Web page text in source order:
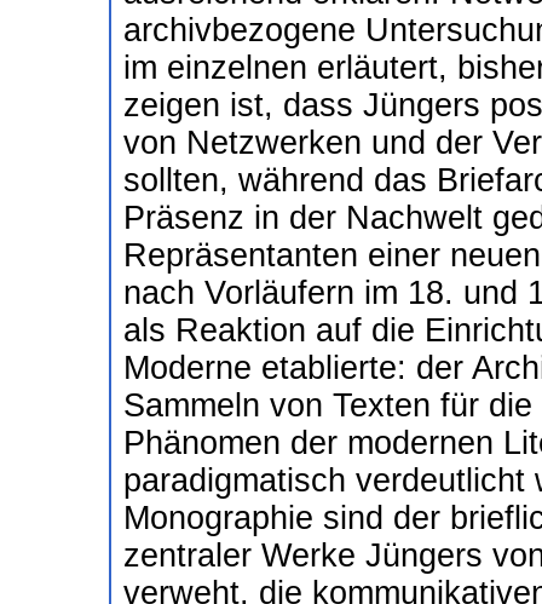
archivbezogene
im einzelnen erläutert,
zeigen ist, dass Jüngers
von Netzwerken und der
sollten, während das
Präsenz in der Nachwelt
Repräsentanten einer
nach Vorläufern im 18. und
als Reaktion auf die
Moderne etablierte: der
Sammeln von Texten für
Phänomen der modernen
paradigmatisch
Monographie sind der
zentraler Werke Jüngers
verweht, die